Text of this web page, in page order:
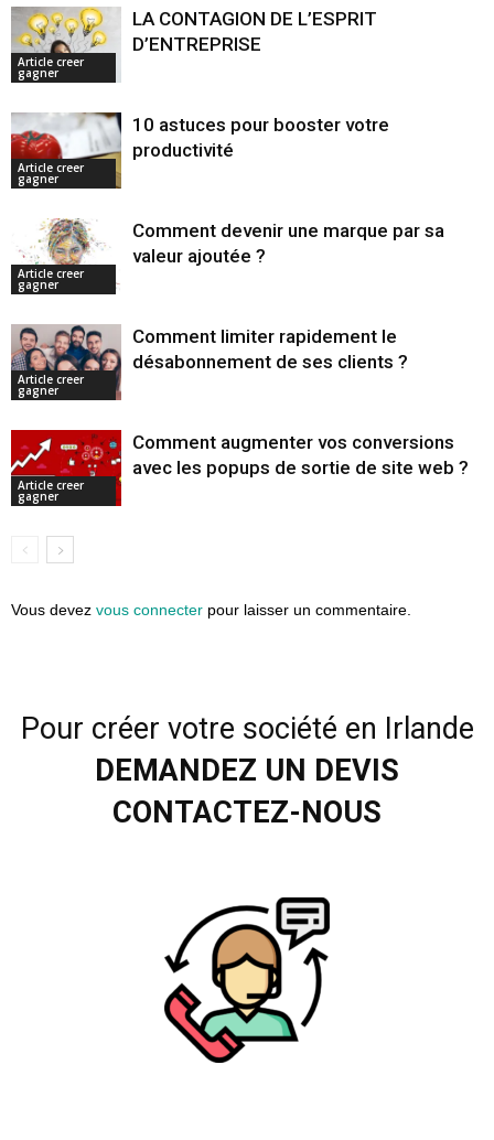
Article creer
gagner
LA CONTAGION DE L’ESPRIT
D’ENTREPRISE
Article creer
gagner
10 astuces pour booster votre
productivité
Article creer
gagner
Comment devenir une marque par sa
valeur ajoutée ?
Article creer
gagner
Comment limiter rapidement le
désabonnement de ses clients ?
Article creer
gagner
Comment augmenter vos conversions
avec les popups de sortie de site web ?
Vous devez vous connecter pour laisser un commentaire.
Pour créer votre société en Irlande
DEMANDEZ UN DEVIS
CONTACTEZ-NOUS